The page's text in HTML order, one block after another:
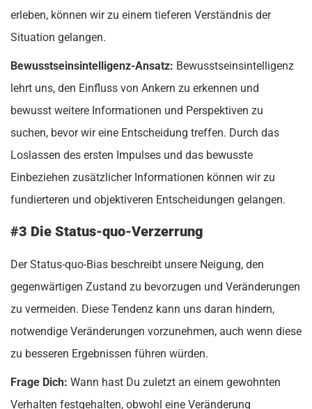
erleben, können wir zu einem tieferen Verständnis der
Situation gelangen.
Bewusstseinsintelligenz-Ansatz: Bewusstseinsintelligenz
lehrt uns, den Einfluss von Ankern zu erkennen und
bewusst weitere Informationen und Perspektiven zu
suchen, bevor wir eine Entscheidung treffen. Durch das
Loslassen des ersten Impulses und das bewusste
Einbeziehen zusätzlicher Informationen können wir zu
fundierteren und objektiveren Entscheidungen gelangen.
#3 Die Status-quo-Verzerrung
Der Status-quo-Bias beschreibt unsere Neigung, den
gegenwärtigen Zustand zu bevorzugen und Veränderungen
zu vermeiden. Diese Tendenz kann uns daran hindern,
notwendige Veränderungen vorzunehmen, auch wenn diese
zu besseren Ergebnissen führen würden.
Frage Dich: Wann hast Du zuletzt an einem gewohnten
Verhalten festgehalten, obwohl eine Veränderung